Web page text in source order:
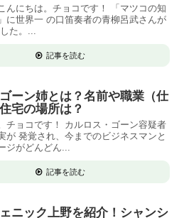
んにちは。チョコです！ 「マツコの知
に世界一 の口笛奏者の青柳呂武さんが
た。...
記事を読む
ーン姉とは？名前や職業（仕
宅の場所は？
チョコです！ カルロス・ゴーン容疑者
が 発覚され、今までのビジネスマンと
ジがどんどん...
記事を読む
ニック上野を紹介！シャンシ